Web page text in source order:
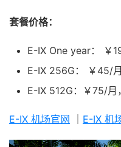
套餐价格：
E-IX One year： ￥
E-IX 256G： ￥45/
E-IX 512G：￥75/月
E-IX 机场官网 E-IX 机